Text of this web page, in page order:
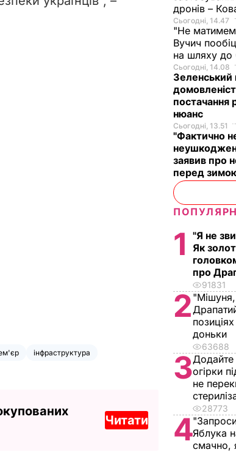
інфраструктура
Читати
дронів –
Сьогодні, 14.47
"Не
Вучич
на шляху
Сьогодні, 14.08
Зеленський
постачання
нюанс
Сьогодні, 13.51
"Фактично
заявив про
перед
1
"Я не
Як
про
91831
2
доньки
63688
3огірки
не
28773
4Яблука
смачно,